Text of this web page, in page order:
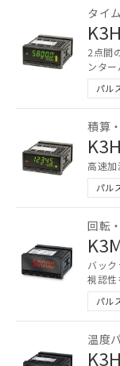
タイ
2点間
ンタ
パル
積算
高速加
パル
回転
バッ
視認性
パル
温度
記
号
－
以下の条
ご利用く
本サ
商品
(税
す。
当社
本サ
こと
在庫
記
タに
覧さ
準価
了承
正式
様の
ム
ご相
オム
点は